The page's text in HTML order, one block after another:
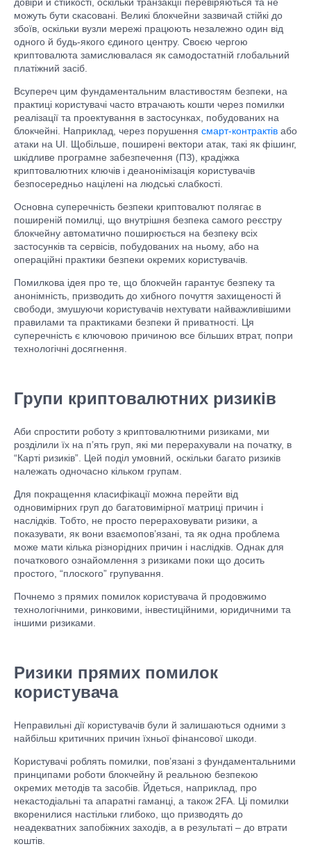
можуть бути скасовані. Великі блокчейни зазвичай стійкі до
збоїв, оскільки вузли мережі працюють незалежно один від
одного й будь-якого єдиного центру. Своєю чергою
криптовалюта замислювалася як самодостатній глобальний
платіжний засіб.
Всупереч цим фундаментальним властивостям безпеки, на
практиці користувачі часто втрачають кошти через помилки
реалізації та проектування в застосунках, побудованих на
блокчейні. Наприклад, через порушення смарт-контрактів або
атаки на UI. Щобільше, поширені вектори атак, такі як фішинг,
шкідливе програмне забезпечення (ПЗ), крадіжка
криптовалютних ключів і деанонімізація користувачів
безпосередньо націлені на людські слабкості.
Основна суперечність безпеки криптовалют полягає в
поширеній помилці, що внутрішня безпека самого реєстру
блокчейну автоматично поширюється на безпеку всіх
застосунків та сервісів, побудованих на ньому, або на
операційні практики безпеки окремих користувачів.
Помилкова ідея про те, що блокчейн гарантує безпеку та
анонімність, призводить до хибного почуття захищеності й
свободи, змушуючи користувачів нехтувати найважливішими
правилами та практиками безпеки й приватності. Ця
суперечність є ключовою причиною все більших втрат, попри
технологічні досягнення.
Групи криптовалютних ризиків
Аби спростити роботу з криптовалютними ризиками, ми
розділили їх на п’ять груп, які ми перерахували на початку, в
“Карті ризиків”. Цей поділ умовний, оскільки багато ризиків
належать одночасно кільком групам.
Для покращення класифікації можна перейти від
одновимірних груп до багатовимірної матриці причин і
наслідків. Тобто, не просто перераховувати ризики, а
показувати, як вони взаємопов’язані, та як одна проблема
може мати кілька різнорідних причин і наслідків. Однак для
початкового ознайомлення з ризиками поки що досить
простого, “плоского” групування.
Почнемо з прямих помилок користувача й продовжимо
технологічними, ринковими, інвестиційними, юридичними та
іншими ризиками.
Ризики прямих помилок
користувача
Неправильні дії користувачів були й залишаються одними з
найбільш критичних причин їхньої фінансової шкоди.
Користувачі роблять помилки, пов’язані з фундаментальними
принципами роботи блокчейну й реальною безпекою
окремих методів та засобів. Йдеться, наприклад, про
некастодіальні та апаратні гаманці, а також 2FA. Ці помилки
вкоренилися настільки глибоко, що призводять до
неадекватних запобіжних заходів, а в результаті – до втрати
коштів.